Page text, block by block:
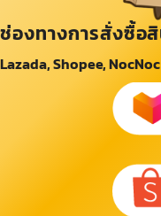
ช่องทางการสั่งซื้อ
Lazada, Shopee,